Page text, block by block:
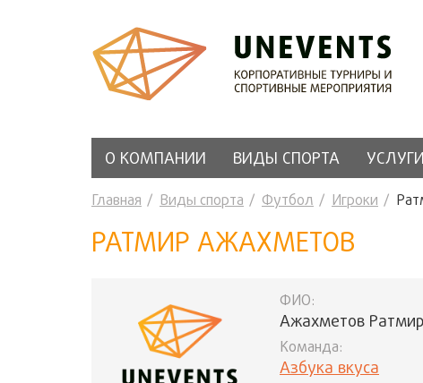
О КОМПАНИИ ВИДЫ СПОРТА УСЛУГИ
Главная Виды спорта Футбол Игроки
РАТМИР АЖАХМЕТОВ
ФИО:
Ажахметов Ратмир
Команда:
Азбука вкуса